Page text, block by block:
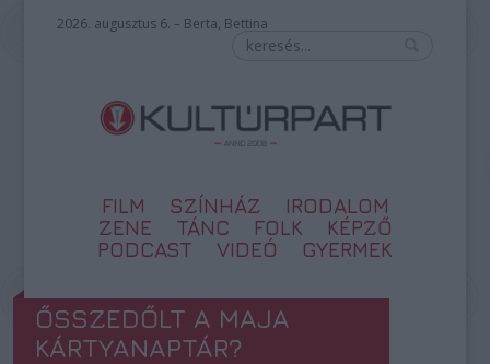
2026. augusztus 6. – Berta, Bettina
FILM SZÍNHÁZ
IRODALOM
ZENE
TÁNC FOLK
KÉPZŐ
PODCAST
VIDEÓ GYERMEK
ŐSSZEDŐLT A MAJA
KÁRTYANAPTÁR?